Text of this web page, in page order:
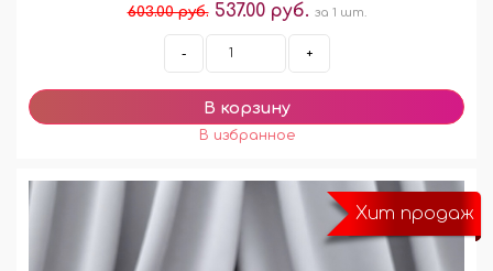
603.00 руб. 537.00 руб. за 1 шт.
- +
Хит продаж